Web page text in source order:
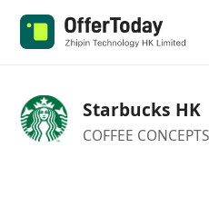
Starbucks HK
COFFEE